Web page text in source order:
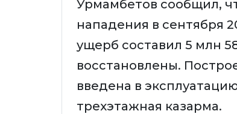
Урмамбетов сообщил,
нападения в сентября
ущерб составил 5 млн
восстановлены.
введена в
трехэтажная казарма.